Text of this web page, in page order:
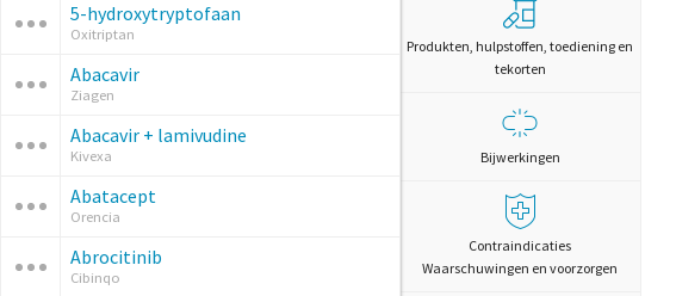
5-hydroxytryptofaan
Oxitriptan
Abacavir
Ziagen
Abacavir + lamivudine
Kivexa
Abatacept
Orencia
Abrocitinib
Cibinqo
Produkten, hulpstoffen, toediening en
tekorten
Bijwerkingen
Contraindicaties
Waarschuwingen en voorzorgen